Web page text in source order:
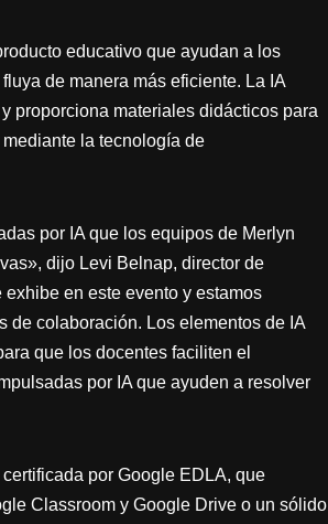
educativo que ayudan a los
de manera más eficiente. La IA
proporciona materiales didácticos para
la tecnología de
por IA que los equipos de Merlyn
dijo Levi Belnap, director de
en este evento y estamos
de colaboración. Los elementos de IA
que los docentes faciliten el
por IA que ayuden a resolver
por Google EDLA, que
Classroom y Google Drive o un sólido